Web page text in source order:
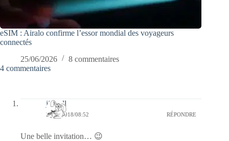
eSIM : Airalo confirme l’essor mondial des voyageurs
connectés
25/06/2026
8 commentaires
4 commentaires
jill bill
23/09/2018/08:52 RÉPONDRE
Une belle invitation… 😉